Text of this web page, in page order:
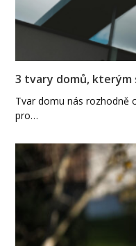
3 tvary domů, kterým
Tvar domu nás rozhodně
pro…